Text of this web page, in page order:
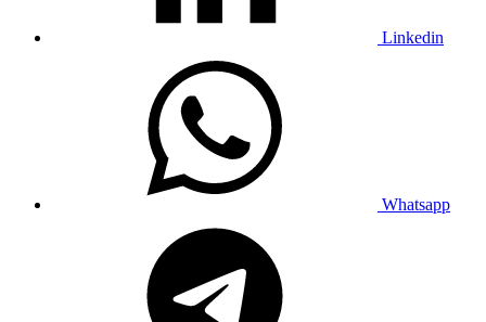
Linkedin
Whatsapp